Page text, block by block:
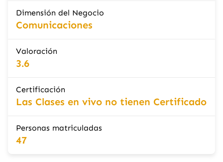
Dimensión del Negocio
Comunicaciones
Valoración
3.6
Certificación
Las Clases en vivo no tienen Certificado
Personas matriculadas
47